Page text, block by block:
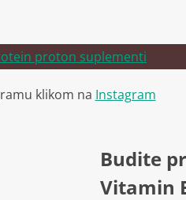
klikom na Instagram
Budite
Vitamin